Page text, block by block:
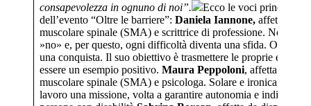
consapevolezza in ognuno di noi”.
Ecco le voci principali
dell’evento “Oltre le barriere”: Daniela Iannone, affetta da
muscolare spinale (SMA) e scrittrice di professione. Non le
»no» e, per questo, ogni difficoltà diventa una sfida. Ogni
una conquista. Il suo obiettivo è trasmettere le proprie
essere un esempio positivo. Maura Peppoloni, affetta da
muscolare spinale (SMA) e psicologa. Solare e ironica, ha
lavoro una missione, volta a garantire autonomia e